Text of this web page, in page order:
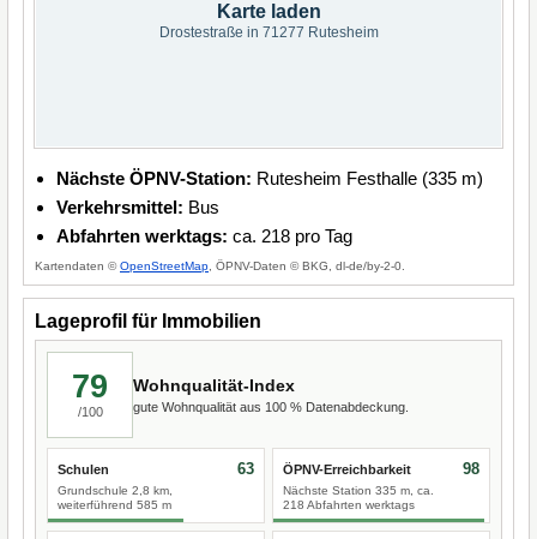
Karte laden
Drostestraße in 71277 Rutesheim
Nächste ÖPNV-Station: Rutesheim Festhalle (335 m)
Verkehrsmittel: Bus
Abfahrten werktags: ca. 218 pro Tag
Kartendaten ©OpenStreetMap , ÖPNV-Daten © BKG, dl-de/by-2-0.
Lageprofil für Immobilien
79
/100
Wohnqualität-Index
gute Wohnqualität aus 100 % Datenabdeckung.
Schulen
Grundschule 2,8 km,
weiterführend 585 m
63 ÖPNV-Erreichbarkeit
Nächste Station 335 m, ca.
218 Abfahrten werktags
98